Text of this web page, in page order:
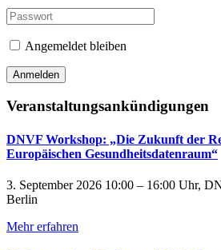
Angemeldet bleiben
Veranstaltungsankündigungen
DNVF Workshop: „Die Zukunft der
Europäischen Gesundheitsdatenraum“
3. September 2026 10:00 – 16:00 Uhr,
Berlin
Mehr erfahren